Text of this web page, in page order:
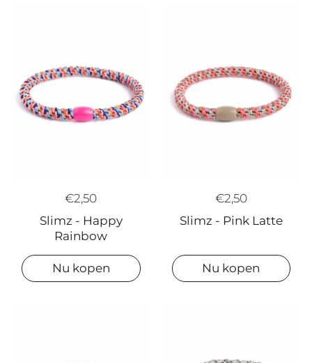
€2,50
Slimz - Happy
Rainbow
Nu kopen
€2,50
Slimz - Pink Latte
Nu kopen